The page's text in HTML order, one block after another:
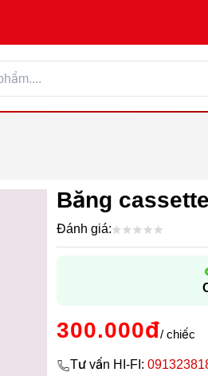
Băng
Đánh giá:
300.000đ/ chiếc
Tư vấn HI-FI: